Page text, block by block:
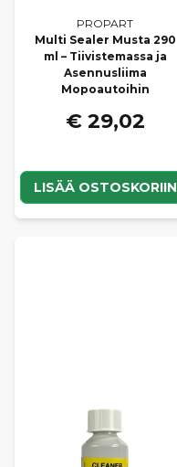
PROPART
Multi Sealer Musta 290
ml – Tiivistemassa ja
Asennusliima
Mopoautoihin
€ 29,02
LISÄÄ OSTOSKORIIN